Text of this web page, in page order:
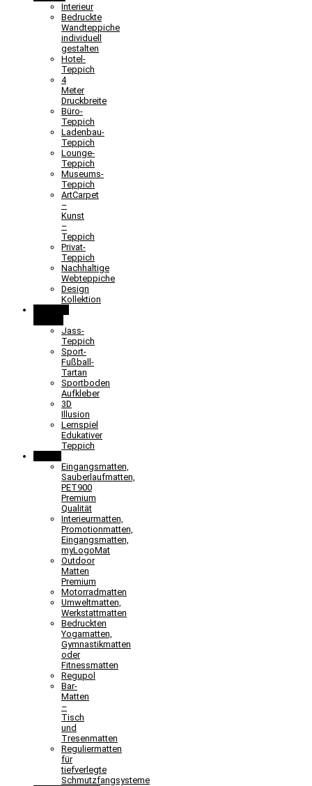
Interieur
Bedruckte
Wandteppiche
individuell
gestalten
Hotel-
Teppich
4
Meter
Druckbreite
Büro-
Teppich
Ladenbau-
Teppich
Lounge-
Teppich
Museums-
Teppich
ArtCarpet
–
Kunst
–
Teppich
Privat-
Teppich
Nachhaltige
Webteppiche
Design
Kollektion
Jass-
Teppich
Sport-
Fußball-
Tartan
Sportboden
Aufkleber
3D
Illusion
Lernspiel
Edukativer
Teppich
Eingangsmatten,
Sauberlaufmatten,
PET900
Premium
Qualität
Interieurmatten,
Promotionmatten,
Eingangsmatten,
myLogoMat
Outdoor
Matten
Premium
Motorradmatten
Umweltmatten,
Werkstattmatten
Bedruckten
Yogamatten,
Gymnastikmatten
oder
Fitnessmatten
Regupol
Bar-
Matten
–
Tisch
und
Tresenmatten
Reguliermatten
für
tiefverlegte
Schmutzfangsysteme